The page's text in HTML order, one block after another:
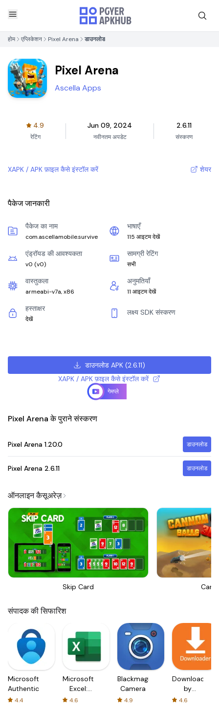
होम एप्लिकेशन Pixel Arena डाउनलोड
Pixel Arena
Ascella Apps
4.9
रेटिंग
Jun 09, 2024
नवीनतम अपडेट
2.6.11
संस्करण
XAPK / APK फ़ाइल कैसे इंस्टॉल करें शेयर
पैकेज जानकारी
पैकेज का नाम
com.ascellamobile.survive
भाषाएँ
115 आइटम देखें
एंड्रॉयड की आवश्यकता
v0 (v0)
सामग्री रेटिंग
सभी
वास्तुकला
armeabi-v7a, x86
अनुमतियाँ
11 आइटम देखें
हस्ताक्षर
देखें
लक्ष्य SDK संस्करण
डाउनलोड APK (2.6.11)
XAPK / APK फ़ाइल कैसे इंस्टॉल करें
गेमप्ले
Pixel Arena के पुराने संस्करण
Pixel Arena 1.20.0 डाउनलोड
Pixel Arena 2.6.11 डाउनलोड
ऑनलाइन कैसूअरेज़
Skip Card
संपादक की सिफारिश
Microsoft
Authenticator
4.4
Microsoft
Excel:
Spreadsheets
4.6
Blackmagic
Camera
4.9
Downloader
by
AFTVnews
4.6